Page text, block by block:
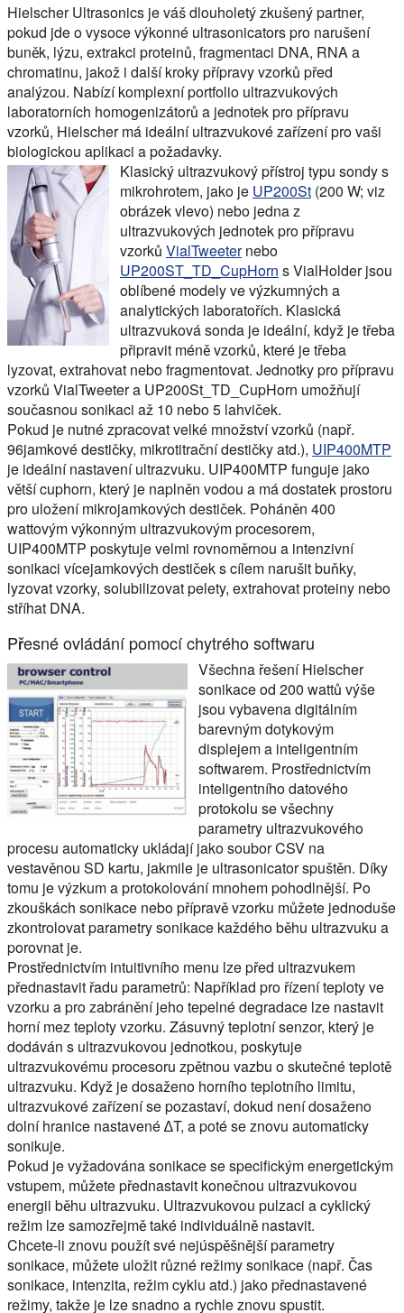
Hielscher Ultrasonics je váš dlouholetý zkušený partner,
pokud jde o vysoce výkonné ultrasonicators pro narušení
buněk, lýzu, extrakci proteinů, fragmentaci DNA, RNA a
chromatinu, jakož i další kroky přípravy vzorků před
analýzou. Nabízí komplexní portfolio ultrazvukových
laboratorních homogenizátorů a jednotek pro přípravu
vzorků, Hielscher má ideální ultrazvukové zařízení pro vaši
biologickou aplikaci a požadavky.
Klasický ultrazvukový přístroj typu sondy s
mikrohrotem, jako je UP200St (200 W; viz
obrázek vlevo) nebo jedna z
ultrazvukových jednotek pro přípravu
vzorků VialTweeternebo
UP200ST_TD_CupHorn s VialHolder jsou
oblíbené modely ve výzkumných a
analytických laboratořích. Klasická
ultrazvuková sonda je ideální, když je třeba
připravit méně vzorků, které je třeba
lyzovat, extrahovat nebo fragmentovat. Jednotky pro přípravu
vzorků VialTweeter a UP200St_TD_CupHorn umožňují
současnou sonikaci až 10 nebo 5 lahviček.
Pokud je nutné zpracovat velké množství vzorků (např.
96jamkové destičky, mikrotitrační destičky atd.), UIP400MTP
je ideální nastavení ultrazvuku. UIP400MTP funguje jako
větší cuphorn, který je naplněn vodou a má dostatek prostoru
pro uložení mikrojamkových destiček. Poháněn 400
wattovým výkonným ultrazvukovým procesorem,
UIP400MTP poskytuje velmi rovnoměrnou a intenzivní
sonikaci vícejamkových destiček s cílem narušit buňky,
lyzovat vzorky, solubilizovat pelety, extrahovat proteiny nebo
stříhat DNA.
Přesné ovládání pomocí chytrého softwaru
Všechna řešení Hielscher
sonikace od 200 wattů výše
jsou vybavena digitálním
barevným dotykovým
displejem a inteligentním
softwarem. Prostřednictvím
inteligentního datového
protokolu se všechny
parametry ultrazvukového
procesu automaticky ukládají jako soubor CSV na
vestavěnou SD kartu, jakmile je ultrasonicator spuštěn. Díky
tomu je výzkum a protokolování mnohem pohodlnější. Po
zkouškách sonikace nebo přípravě vzorku můžete jednoduše
zkontrolovat parametry sonikace každého běhu ultrazvuku a
porovnat je.
Prostřednictvím intuitivního menu lze před ultrazvukem
přednastavit řadu parametrů: Například pro řízení teploty ve
vzorku a pro zabránění jeho tepelné degradace lze nastavit
horní mez teploty vzorku. Zásuvný teplotní senzor, který je
dodáván s ultrazvukovou jednotkou, poskytuje
ultrazvukovému procesoru zpětnou vazbu o skutečné teplotě
ultrazvuku. Když je dosaženo horního teplotního limitu,
ultrazvukové zařízení se pozastaví, dokud není dosaženo
dolní hranice nastavené ∆T, a poté se znovu automaticky
sonikuje.
Pokud je vyžadována sonikace se specifickým energetickým
vstupem, můžete přednastavit konečnou ultrazvukovou
energii běhu ultrazvuku. Ultrazvukovou pulzaci a cyklický
režim lze samozřejmě také individuálně nastavit.
Chcete-li znovu použít své nejúspěšnější parametry
sonikace, můžete uložit různé režimy sonikace (např. Čas
sonikace, intenzita, režim cyklu atd.) jako přednastavené
režimy, takže je lze snadno a rychle znovu spustit.